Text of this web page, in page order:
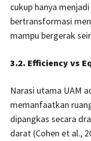
cukup hanya
bertransformasi
mampu bergerak
3.2. Efficiency vs
Narasi utama UAM
memanfaatkan
dipangkas secara
darat (Cohen et al.,